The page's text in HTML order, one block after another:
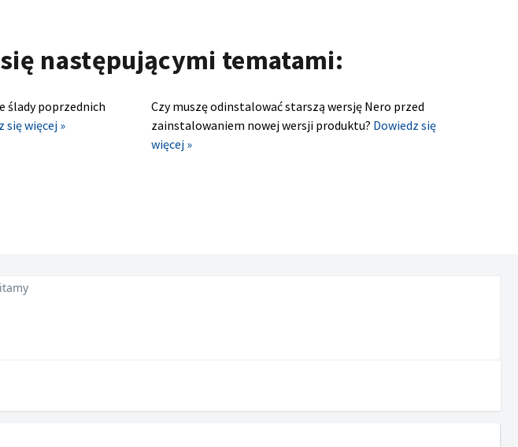
następującymi tematami:
ślady poprzednich
się więcej »
Czy muszę odinstalować starszą wersję Nero przed
zainstalowaniem nowej wersji produktu? Dowiedz się
więcej »